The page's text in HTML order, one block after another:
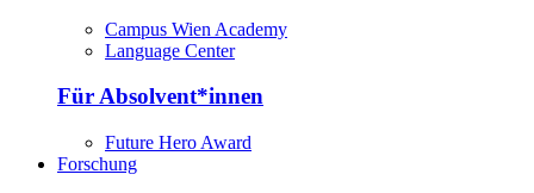
Campus Wien Academy
Language Center
Für Absolvent*innen
Future Hero Award
Forschung